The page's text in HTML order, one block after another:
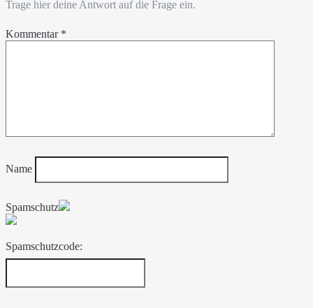
Trage hier deine Antwort auf die Frage ein.
Kommentar *
Name
Spamschutz
Spamschutzcode: